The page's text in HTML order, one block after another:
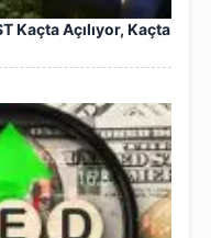
Kaçta Açılıyor, Kaçta